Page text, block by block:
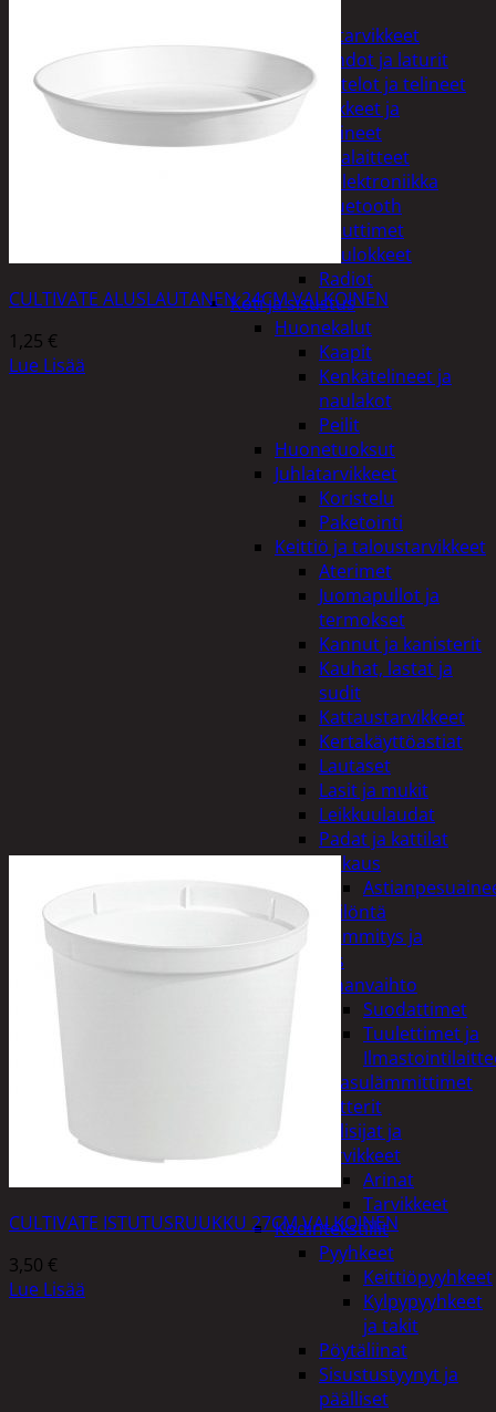
Puhelintarvikkeet
Johdot ja laturit
Kotelot ja telineet
Tv-tarvikkeet ja
seinätelineet
Varavirtalaitteet
Viihde-elektroniikka
Bluetooth
kaiuttimet
Kuulokkeet
Radiot
Koti ja sisustus
Huonekalut
Kaapit
Kenkätelineet ja
naulakot
Peilit
Huonetuoksut
Juhlatarvikkeet
Koristelu
Paketointi
Keittiö ja taloustarvikkeet
Aterimet
Juomapullot ja
termokset
Kannut ja kanisterit
Kauhat, lastat ja
sudit
Kattaustarvikkeet
Kertakäyttöastiat
Lautaset
Lasit ja mukit
Leikkuulaudat
Padat ja kattilat
Tiskaus
Säilöntä
Kodin lämmitys ja
tuuletus
Ilmanvaihto
Suodattimet
Tuulettimet ja
Kaasulämmittimet
Patterit
Tulisijat ja
tarvikkeet
Arinat
Tarvikkeet
Kodintekstiilit
Pyyhkeet
Keittiöpyyhkeet
Kylpypyyhkeet
ja takit
Pöytäliinat
Sisustustyynyt ja
päälliset
CULTIVATE ALUSLAUTANEN 24CM VALKOINEN
1,25 €
Lue Lisää
CULTIVATE ISTUTUSRUUKKU 27CM VALKOINEN
3,50 €
Lue Lisää